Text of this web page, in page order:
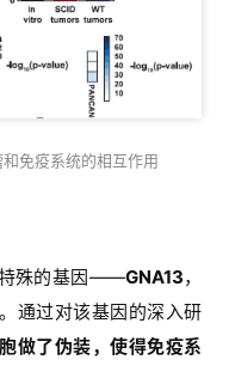
免疫系统的相互作用
特殊的基因——GNA13，
通过对该基因的深入研
做了伪装，使得免疫系